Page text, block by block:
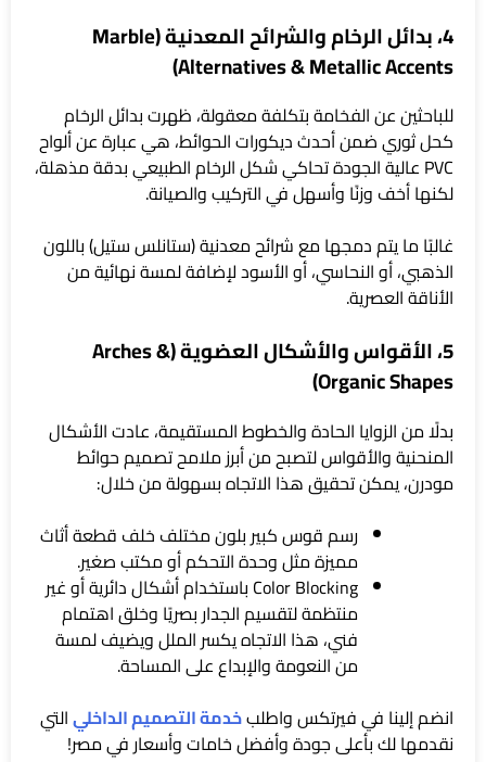
4، بدائل الرخام والشرائح المعدنية (Marble
Alternatives & Metallic Accents)
للباحثين عن الفخامة بتكلفة معقولة، ظهرت بدائل الرخام
كحل ثوري ضمن أحدث ديكورات الحوائط، هي عبارة عن ألواح
PVC عالية الجودة تحاكي شكل الرخام الطبيعي بدقة مذهلة،
لكنها أخف وزنًا وأسهل في التركيب والصيانة.
غالبًا ما يتم دمجها مع شرائح معدنية (ستانلس ستيل) باللون
الذهبي، أو النحاسي، أو الأسود لإضافة لمسة نهائية من
الأناقة العصرية.
5، الأقواس والأشكال العضوية (Arches &
Organic Shapes)
بدلًا من الزوايا الحادة والخطوط المستقيمة، عادت الأشكال
المنحنية والأقواس لتصبح من أبرز ملامح تصميم حوائط
مودرن، يمكن تحقيق هذا الاتجاه بسهولة من خلال:
رسم قوس كبير بلون مختلف خلف قطعة أثاث
مميزة مثل وحدة التحكم أو مكتب صغير.
Color Blocking باستخدام أشكال دائرية أو غير
منتظمة لتقسيم الجدار بصريًا وخلق اهتمام
فني، هذا الاتجاه يكسر الملل ويضيف لمسة
من النعومة والإبداع على المساحة.
انضم إلينا في فيرتكس واطلبخدمة التصميم الداخليالتي
نقدمها لك بأعلى جودة وأفضل خامات وأسعار في مصر!